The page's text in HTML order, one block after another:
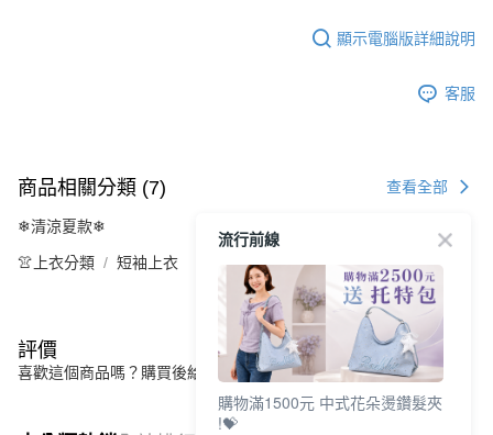
顯示電腦版詳細說明
客服
商品相關分類 (7) 查看全部
❄清涼夏款❄
👚上衣分類 短袖上衣
評價
喜歡這個商品嗎？購買後給他一個好評吧
流行前線
購物滿1500元 中式花朵燙鑽髮夾
!💝